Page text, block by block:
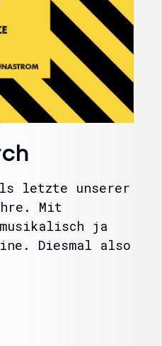
letzte unserer
Mit
ja
Diesmal also